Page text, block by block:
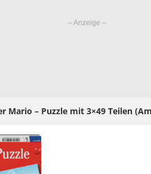
Mario – Puzzle mit 3×49 Teilen